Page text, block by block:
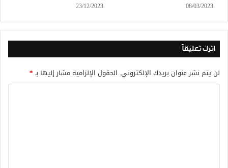
08/03/2023
23/12/2023
اترك تعليقاً
لن يتم نشر عنوان بريدك الإلكتروني. الحقول الإلزامية مشار إليها بـ*